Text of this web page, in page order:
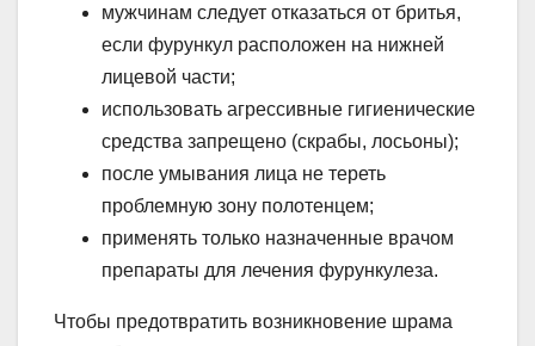
мужчинам следует отказаться от бритья,
если фурункул расположен на нижней
лицевой части;
использовать агрессивные гигиенические
средства запрещено (скрабы, лосьоны);
после умывания лица не тереть
проблемную зону полотенцем;
применять только назначенные врачом
препараты для лечения фурункулеза.
Чтобы предотвратить возникновение шрама